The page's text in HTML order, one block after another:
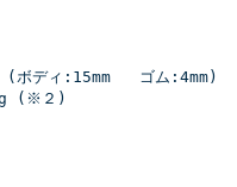
:15mm   ゴム:4mm)
(※２)